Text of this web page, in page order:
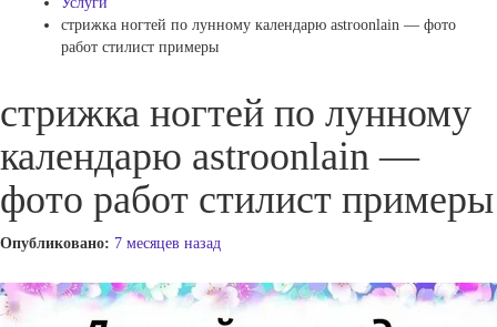
стрижка ногтей по лунному календарю astroonlain — фото
работ стилист примеры
стрижка ногтей по лунному
календарю astroonlain —
фото работ стилист примеры
Опубликовано: 7 месяцев назад